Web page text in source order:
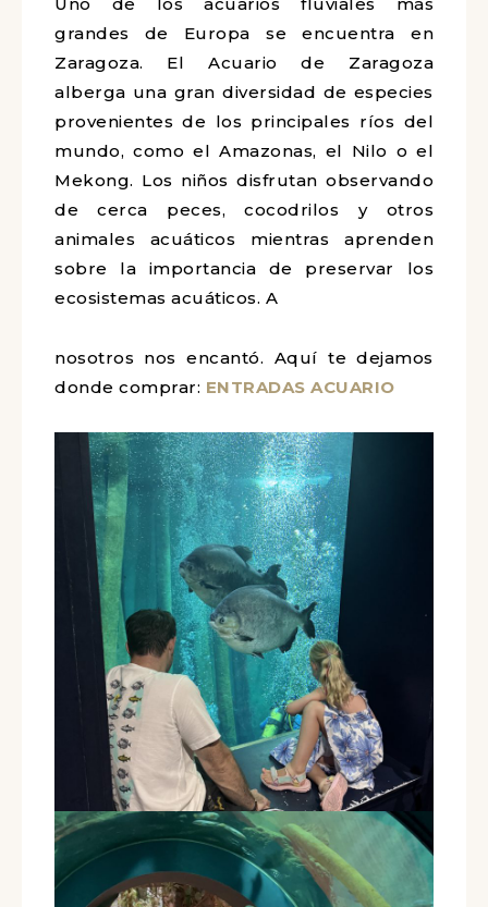
grandes de Europa se encuentra en
Zaragoza. El Acuario de Zaragoza
alberga una gran diversidad de especies
provenientes de los principales ríos del
mundo, como el Amazonas, el Nilo o el
Mekong. Los niños disfrutan observando
de cerca peces, cocodrilos y otros
animales acuáticos mientras aprenden
sobre la importancia de preservar los
ecosistemas acuáticos. A
nosotros nos encantó. Aquí te dejamos
donde comprar: ENTRADAS ACUARIO